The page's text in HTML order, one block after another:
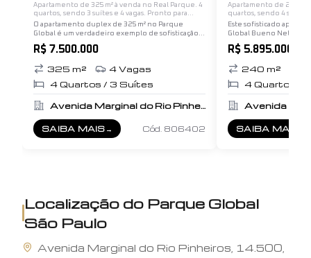
Apartamento de 325 m² à venda no Real Parque. 4
quartos, sendo 3 suítes e 4 vagas. Pronto para
morar.
O apartamento duplex de 325 m² no Parque
Global é um verdadeiro exemplo de sofisticação e
conforto, projetado para oferecer uma
experiência única de morar. No primeiro andar, o
R$ 7.500.000
325 m² 4Vagas
4Quartos / 3 Suítes
Avenida Marginal do Rio Pinheiros, 14.500
SAIBA MAIS
SOBREPARQUE GLOBAL PREÇO
→ Cód. 806402
Apartamento de 240 m²
quartos, sendo 4 suítes
morar.
Este sofisticado
Global Bueno Netto
conforto, elegância e
ambiente. Com um
R$ 5.895.000
240 m²
4Quartos /
SAIBA MAIS
SOBRE
Localização do Parque Global
São Paulo
Avenida Marginal do Rio Pinheiros 14.500